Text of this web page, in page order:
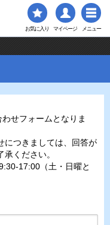
お気に入り マイページ メニュー
せフォームとなりま
につきましては、回答が
ください。
17:00（土・日曜と